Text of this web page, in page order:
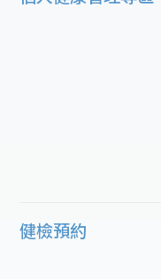
健檢預約